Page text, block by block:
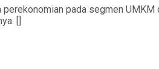
pada segmen
[]